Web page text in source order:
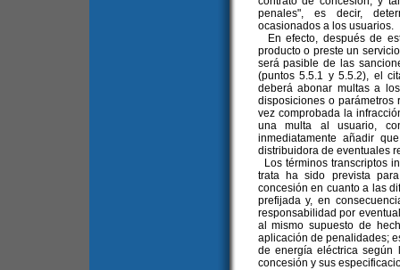
penales", es decir,
ocasionados a los usuarios.
En efecto, después de
producto o preste un
será pasible de las
(puntos 5.5.1 y 5.5.2), el
deberá abonar multas a
disposiciones o parámetros
vez comprobada la
una multa al usuario,
inmediatamente añadir
distribuidora de eventuales
Los términos transcriptos
trata ha sido prevista
concesión en cuanto a las
prefijada y, en
responsabilidad por
al mismo supuesto de
aplicación de penalidades;
de energía eléctrica según
concesión y sus